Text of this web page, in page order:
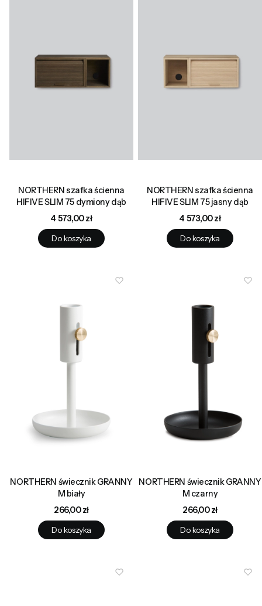
NORTHERN szafka ścienna
HIFIVE SLIM 75 dymiony dąb
Cena
4 573,00 zł
Do koszyka
NORTHERN szafka ścienna
HIFIVE SLIM 75 jasny dąb
Cena
4 573,00 zł
Do koszyka
NORTHERN świecznik GRANNY
M biały
Cena
266,00 zł
Do koszyka
NORTHERN świecznik GRANNY
M czarny
Cena
266,00 zł
Do koszyka